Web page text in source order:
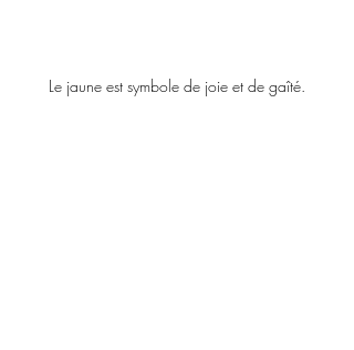
Le jaune est symbole de joie et de gaîté.